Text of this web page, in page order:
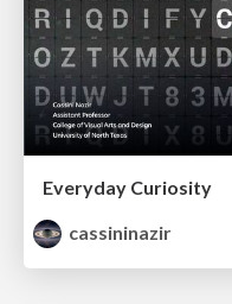
Everyday Curiosity
cassininazir